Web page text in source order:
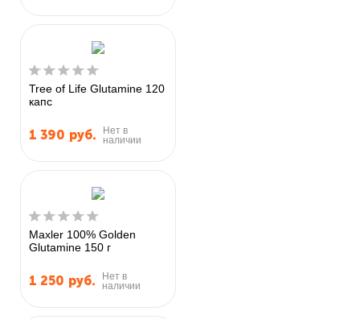
Tree of Life Glutamine 120
капс
1 390 руб.
Нет в
наличии
Maxler 100% Golden
Glutamine 150 г
1 250 руб.
Нет в
наличии